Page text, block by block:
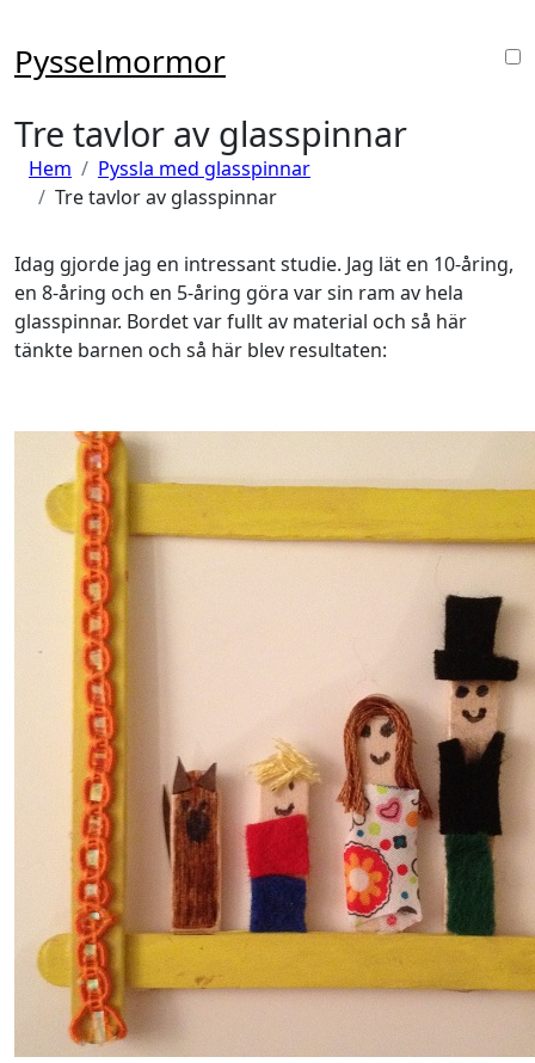
innehåll
Pysselmormor
Tre tavlor av glasspinnar
Hem
Pyssla med glasspinnar
Tre tavlor av glasspinnar
Idag gjorde jag en intressant studie. Jag lät en 10-åring,
en 8-åring och en 5-åring göra var sin ram av hela
glasspinnar. Bordet var fullt av material och så här
tänkte barnen och så här blev resultaten: